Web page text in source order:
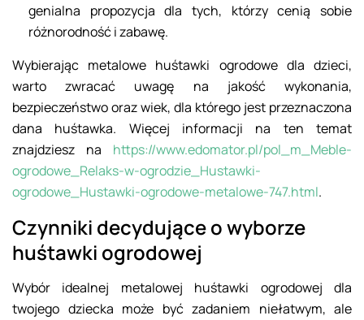
genialna propozycja dla tych, którzy cenią sobie
różnorodność i zabawę.
Wybierając metalowe huśtawki ogrodowe dla dzieci,
warto zwracać uwagę na jakość wykonania,
bezpieczeństwo oraz wiek, dla którego jest przeznaczona
dana huśtawka. Więcej informacji na ten temat
znajdziesz na https://www.edomator.pl/pol_m_Meble-
ogrodowe_Relaks-w-ogrodzie_Hustawki-
ogrodowe_Hustawki-ogrodowe-metalowe-747.html.
Czynniki decydujące o wyborze
huśtawki ogrodowej
Wybór idealnej metalowej huśtawki ogrodowej dla
twojego dziecka może być zadaniem niełatwym, ale